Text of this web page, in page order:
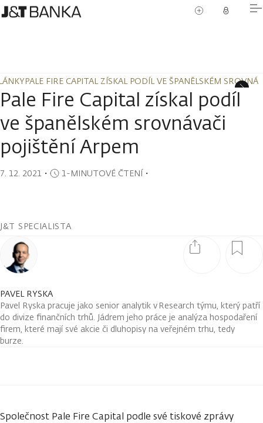
PALE FIRE CAPITAL ZÍSKAL PODÍL VE ŠPANĚLSKÉM
PALE FIRE CAPITAL ZÍSKAL PODÍL VE ŠPANĚLSKÉM
Pale Fire Capital získal podíl
ve španělském srovnávači
pojištění Arpem
7. 12. 2021 ・ 1-MINUTOVÉ ČTENÍ・
J&T SPECIALISTA
PAVEL RYSKA
Pavel Ryska pracuje jako senior analytik v Research týmu, který patří
do divize finančních trhů. Jádrem jeho práce je analýza hospodaření
firem, které mají své akcie či dluhopisy na veřejném trhu, tedy
burze.
Společnost Pale Fire Capital podle své tiskové zprávy